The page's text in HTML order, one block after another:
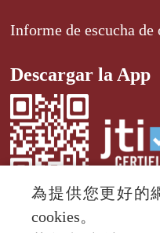
Informe de escucha
Descargar la App
為提供您更好的
cookies。